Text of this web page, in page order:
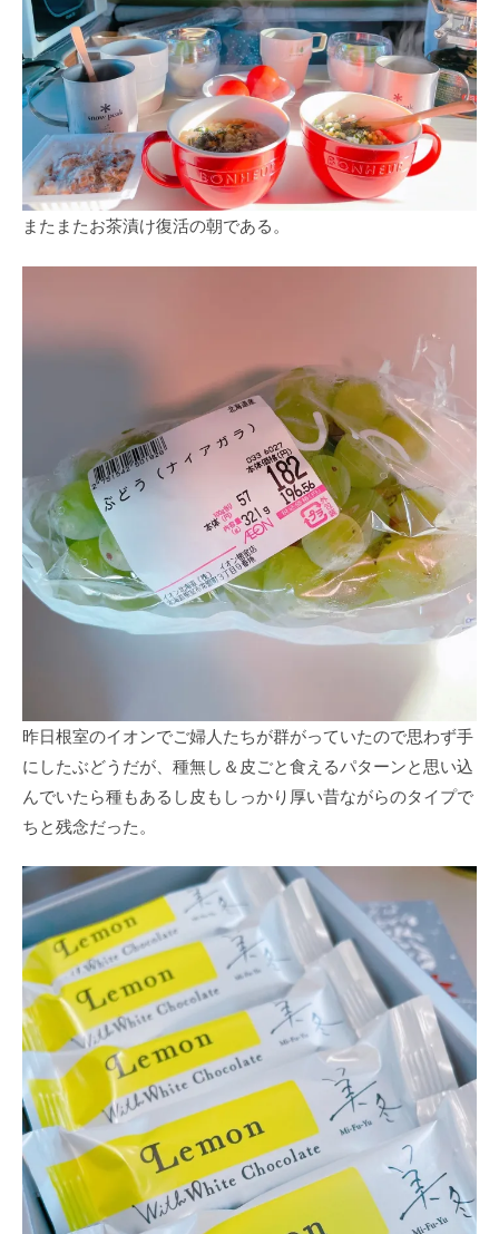
またまたお茶漬け復活の朝である。
昨日根室のイオンでご婦人たちが群がっていたので思わず手
にしたぶどうだが、種無し＆皮ごと食えるパターンと思い込
んでいたら種もあるし皮もしっかり厚い昔ながらのタイプで
ちと残念だった。